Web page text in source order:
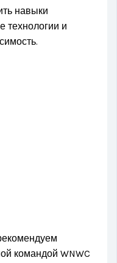
навыки
технологии и
командой WNWC